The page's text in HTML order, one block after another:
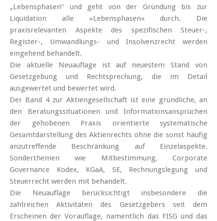
„Lebensphasen“ und geht von der Gründung bis zur
Liquidation alle »­Lebensphasen« durch. Die
praxisrelevanten Aspekte des spezifischen Steuer-,
Register-, Umwandlungs- und Insolvenzrecht werden
eingehend behandelt.
Die aktuelle Neuauflage ist auf neuestem Stand von
Gesetzgebung und Rechtsprechung, die im Detail
ausgewertet und bewertet wird.
Der Band 4 zur Aktiengesellschaft ist eine gründliche, an
den Beratungssituationen und Informationsansprüchen
der gehobenen Praxis orientierte systematische
Gesamtdarstellung des Aktienrechts ohne die sonst häufig
anzutreffende Beschränkung auf Einzelaspekte.
Sonderthemen wie Mitbestimmung, Corporate
Governance Kodex, KGaA, SE, Rechnungslegung und
Steuerrecht werden mit behandelt.
Die Neuauflage berücksichtigt insbesondere die
zahlreichen Aktivitäten des Gesetzgebers seit dem
Erscheinen der Vorauflage, namentlich das FISG und das